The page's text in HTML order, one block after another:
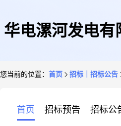
华电漯河发电有
您当前的位置： 首页 招标｜招标公告
首页 招标预告 招标公